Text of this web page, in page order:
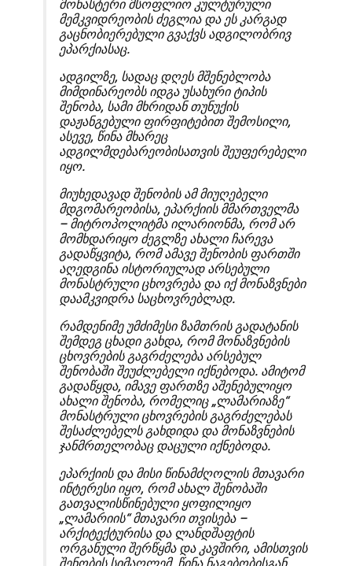
მონასტერი მსოფლიო კულტურული
მემკვიდრეობის ძეგლია და ეს კარგად
გაცნობიერებული გვაქვს ადგილობრივ
ეპარქიასაც.
ადგილზე, სადაც დღეს მშენებლობა
მიმდინარეობს იდგა უსახური ტიპის
შენობა, სამი მხრიდან თუნუქის
დაჟანგებული ფირფიტებით შემოსილი,
ასევე, წინა მხარეც
ადგილმდებარეობისათვის შეუფერებელი
იყო.
მიუხედავად შენობის ამ მიუღებელი
მდგომარეობისა, ეპარქიის მმართველმა
– მიტროპოლიტმა ილარიონმა, რომ არ
მომხდარიყო ძეგლზე ახალი ჩარევა
გადაწყვიტა, რომ ამავე შენობის ფართში
აღედგინა ისტორიულად არსებული
მონასტრული ცხოვრება და იქ მონაზვნები
დაამკვიდრა საცხოვრებლად.
რამდენიმე უმძიმესი ზამთრის გადატანის
შემდეგ ცხადი გახდა, რომ მონაზვნების
ცხოვრების გაგრძელება არსებულ
შენობაში შეუძლებელი იქნებოდა. ამიტომ
გადაწყდა, იმავე ფართზე აშენებულიყო
ახალი შენობა, რომელიც „ლამარიაზე“
მონასტრული ცხოვრების გაგრძელებას
შესაძლებელს გახდიდა და მონაზვნების
ჯანმრთელობაც დაცული იქნებოდა.
ეპარქიის და მისი წინამძღოლის მთავარი
ინტერესი იყო, რომ ახალ შენობაში
გათვალისწინებული ყოფილიყო
„ლამარიის“ მთავარი თვისება –
არქიტექტურისა და ლანდშაფტის
ორგანული შერწყმა და კავშირი, ამისთვის